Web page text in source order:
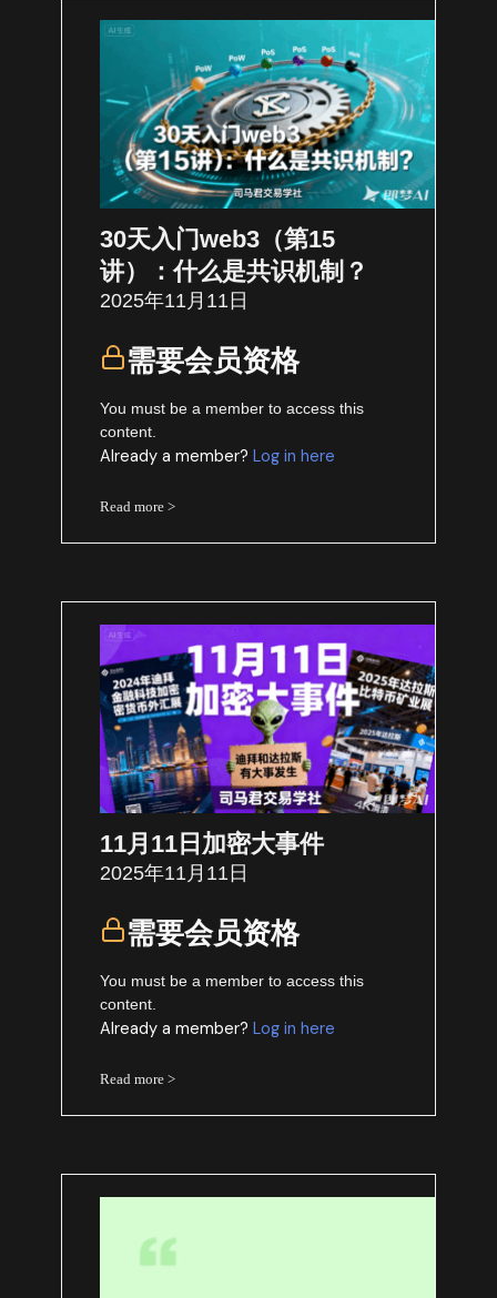
30天入门web3（第15
讲）：什么是共识机制？
2025年11月11日
需要会员资格
You must be a member to access this
content.
Already a member?Log in here
Read more >
11月11日加密大事件
2025年11月11日
需要会员资格
You must be a member to access this
content.
Already a member?Log in here
Read more >